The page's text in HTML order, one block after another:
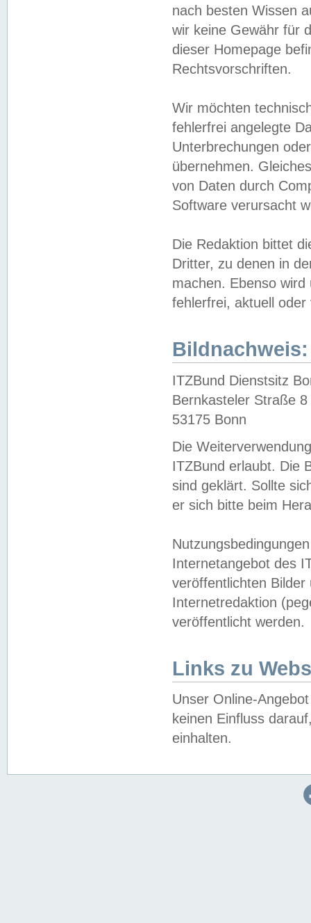
nach besten Wissen
wir keine Gewähr für
dieser Homepage
Rechtsvorschriften.
Wir möchten
fehlerfrei angelegte
Unterbrechungen
übernehmen.
von Daten durch
Software verursacht
Die Redaktion bittet
Dritter, zu denen in
machen. Ebenso
fehlerfrei, aktuell oder
Bildnachweis:
ITZBund Dienstsitz
Bernkasteler Straße 8
53175 Bonn
Die
ITZBund erlaubt. Die
sind geklärt. Sollte
er sich bitte beim
Internetangebot des
veröffentlichten
Internetredaktion
veröffentlicht werden.
Links zu
Unser Online-
keinen Einfluss
einhalten.